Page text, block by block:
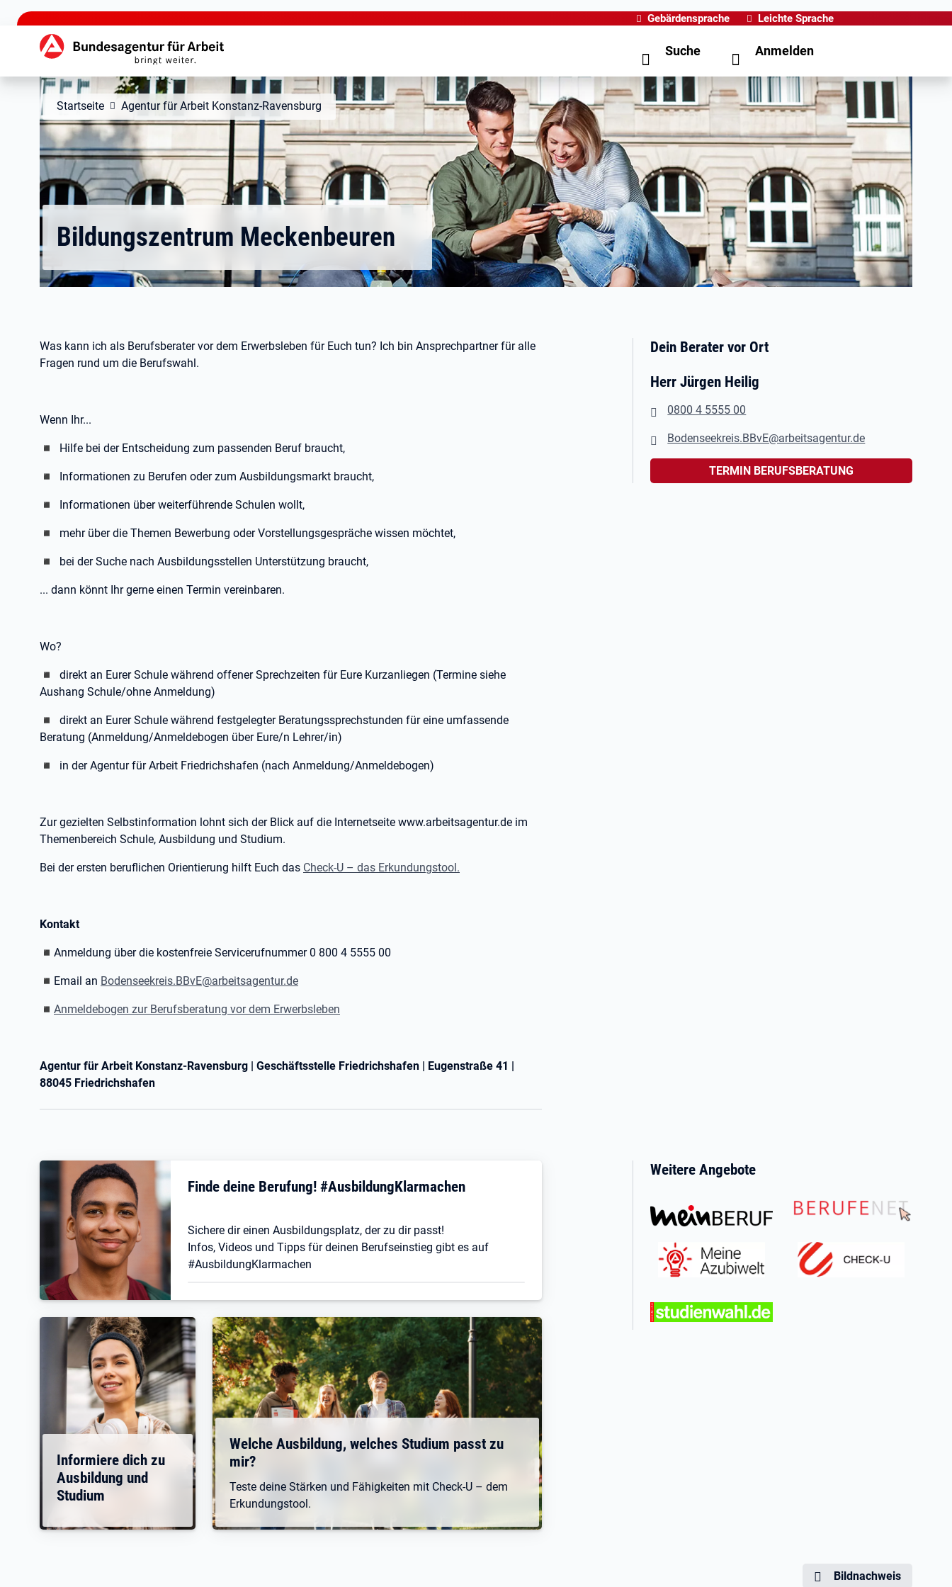
zu den Hauptinhalten springen
Gebärdensprache Leichte Sprache
Hauptnavigation Suche Anmelden
Startseite Agentur für Arbeit Konstanz-Ravensburg
Bildungszentrum Meckenbeuren
Was kann ich als Berufsberater vor dem Erwerbsleben für Euch tun? Ich bin Ansprechpartner für alle
Fragen rund um die Berufswahl.
Wenn Ihr...
◾ Hilfe bei der Entscheidung zum passenden Beruf braucht,
◾ Informationen zu Berufen oder zum Ausbildungsmarkt braucht,
◾ Informationen über weiterführende Schulen wollt,
◾ mehr über die Themen Bewerbung oder Vorstellungsgespräche wissen möchtet,
◾ bei der Suche nach Ausbildungsstellen Unterstützung braucht,
... dann könnt Ihr gerne einen Termin vereinbaren.
Wo?
◾ direkt an Eurer Schule während offener Sprechzeiten für Eure Kurzanliegen (Termine siehe
Aushang Schule/ohne Anmeldung)
◾ direkt an Eurer Schule während festgelegter Beratungssprechstunden für eine umfassende
Beratung (Anmeldung/Anmeldebogen über Eure/n Lehrer/in)
◾ in der Agentur für Arbeit Friedrichshafen (nach Anmeldung/Anmeldebogen)
Zur gezielten Selbstinformation lohnt sich der Blick auf die Internetseite www.arbeitsagentur.de im
Themenbereich Schule, Ausbildung und Studium.
Bei der ersten beruflichen Orientierung hilft Euch das Check-U – das Erkundungstool.
Kontakt
◾Anmeldung über die kostenfreie Servicerufnummer 0 800 4 5555 00
◾Email an Bodenseekreis.BBvE@arbeitsagentur.de
◾ Anmeldebogen zur Berufsberatung vor dem Erwerbsleben
Agentur für Arbeit Konstanz-Ravensburg | Geschäftsstelle Friedrichshafen | Eugenstraße 41 |
88045 Friedrichshafen
Dein Berater vor Ort
Herr Jürgen Heilig
0800 4 5555 00
Bodenseekreis.BBvE@arbeitsagentur.de
TERMIN BERUFSBERATUNG
Finde deine Berufung! #AusbildungKlarmachen
Sichere dir einen Ausbildungsplatz, der zu dir passt!
Infos, Videos und Tipps für deinen Berufseinstieg gibt es auf
#AusbildungKlarmachen
Informiere dich zu
Ausbildung und
Studium
Welche Ausbildung, welches Studium passt zu
mir?
Teste deine Stärken und Fähigkeiten mit Check-U – dem
Erkundungstool.
Weitere Angebote
Bildnachweis